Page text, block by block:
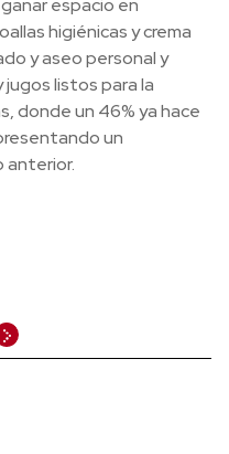
espacio en
higiénicas y crema
y aseo personal y
listos para la
donde un 46% ya hace
un
anterior.